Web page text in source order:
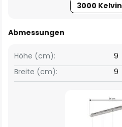
3000 Kelvin
Abmessungen
Breite (cm): 9
Höhe (cm): 9